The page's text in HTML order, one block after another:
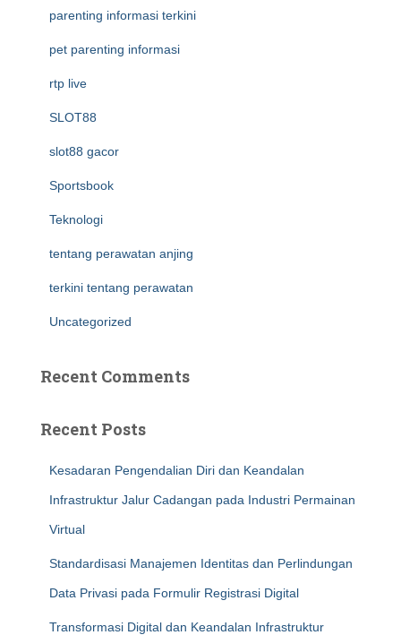
parenting informasi terkini
pet parenting informasi
rtp live
SLOT88
slot88 gacor
Sportsbook
Teknologi
tentang perawatan anjing
terkini tentang perawatan
Uncategorized
Recent Comments
Recent Posts
Kesadaran Pengendalian Diri dan Keandalan
Infrastruktur Jalur Cadangan pada Industri Permainan
Virtual
Standardisasi Manajemen Identitas dan Perlindungan
Data Privasi pada Formulir Registrasi Digital
Transformasi Digital dan Keandalan Infrastruktur